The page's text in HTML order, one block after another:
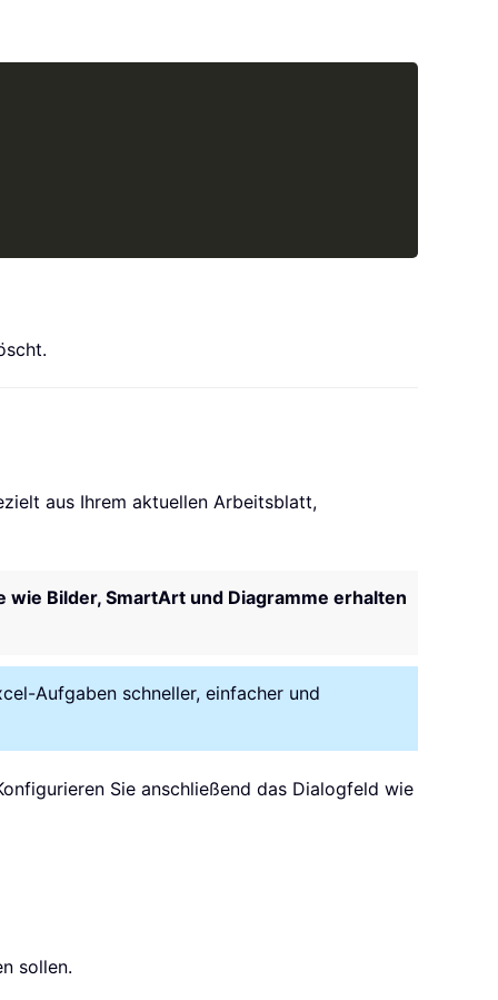
aus Ihrem aktuellen Arbeitsblatt,
Bilder, SmartArt und Diagramme erhalten
Aufgaben schneller, einfacher und
Sie anschließend das Dialogfeld wie
sollen.